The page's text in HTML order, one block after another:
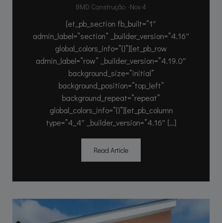
BMD Construção -Nov 4
[et_pb_section fb_built=”1″
admin_label=”section” _builder_version=”4.16″
global_colors_info=”{}”][et_pb_row
admin_label=”row” _builder_version=”4.19.0″
background_size=”initial”
background_position=”top_left”
background_repeat=”repeat”
global_colors_info=”{}”][et_pb_column
type=”4_4″ _builder_version=”4.16″ […]
Read Article